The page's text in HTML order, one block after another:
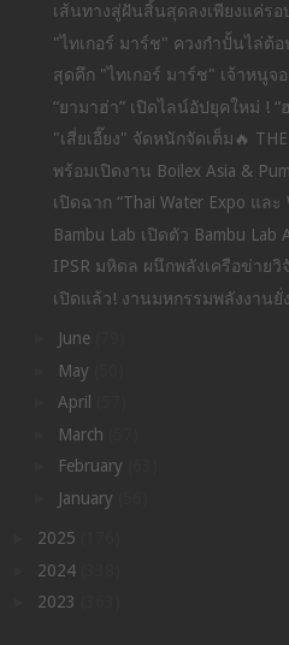
เส้นทางสู่ฝันสิ้นสุดลงเพียงแค่รอ
"ไทเกอร์ มาร์ช" ควงกำปั้นไล่ต้
สุดคึก "ไทเกอร์ มาร์ช" เจ้าหนูจ
“ยามาฮ่า” เปิดไลน์อัปยุคใหม่ ! “
"เสี่ยเอี๊ยง" จัดหนักจัดเต็ม🔥 THE
พร้อมเปิดงาน Boilex Asia &
เปิดฉาก “Thai Water Expo แล
Bambu Lab เปิดตัว Bambu Lab
IPSR มหิดล ผนึกพลังเครือข่าย
เปิดแล้ว! งานมหกรรมพลังงานยั่
June
May
April
March
February
January
2025
2024
2023